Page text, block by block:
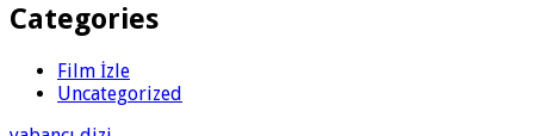
Categories
Film İzle
Uncategorized